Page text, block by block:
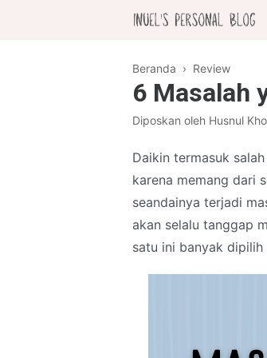
Beranda › Review
6 Masalah
Diposkan oleh Husnul
Daikin termasuk
karena memang dari
seandainya terjadi
akan selalu tanggap
satu ini banyak